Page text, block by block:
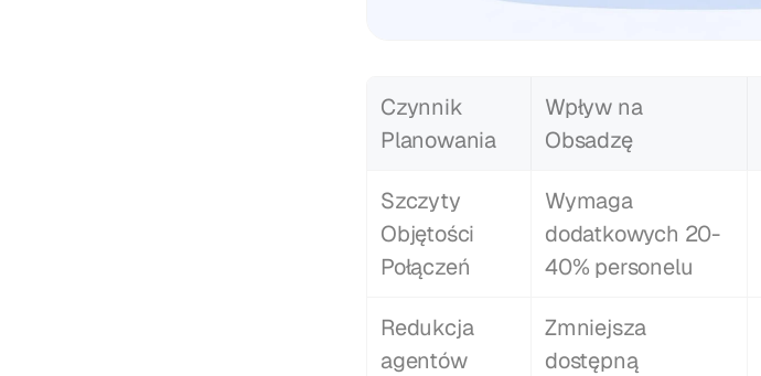
Czynnik
Planowania
Wpływ na
Obsadzę
Szczyty
Objętości
Połączeń
Wymaga
dodatkowych 20-
40% personelu
Redukcja
agentów
Zmniejsza
dostępną